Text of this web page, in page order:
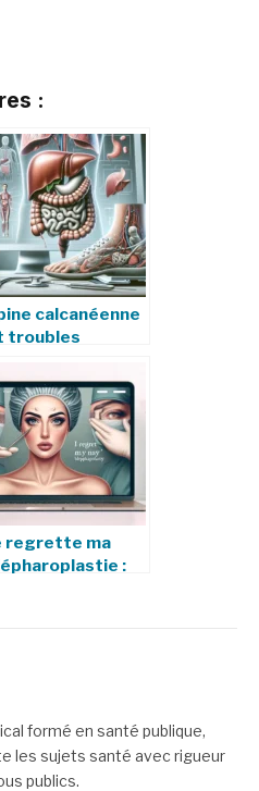
:
calcanéenne
troubles
foie, intestin
douleurs
regrette ma
:
formé en santé publique,
les sujets santé avec rigueur
publics.